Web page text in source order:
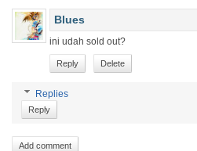
Blues
ini udah sold out?
Reply Delete
Replies
Reply
Add comment